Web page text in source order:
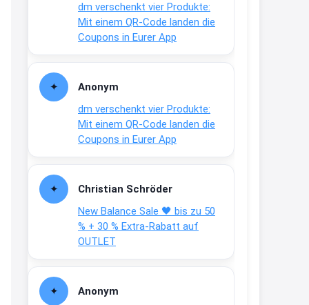
dm verschenkt vier Produkte:
Mit einem QR-Code landen die
Coupons in Eurer App
Anonym
dm verschenkt vier Produkte:
Mit einem QR-Code landen die
Coupons in Eurer App
Christian Schröder
New Balance Sale 🖤 bis zu 50
% + 30 % Extra-Rabatt auf
OUTLET
Anonym
2:19
↩
Joachim
www.linda.de/vorteile/coupons/...
2:21
↩
Gratis Hitzewarn-Aufkleber /
verfärbt sich ab 28 Grad /siehe
Text weiter unten
shop.bioeg.de/aufkleber-
achtun...
↩